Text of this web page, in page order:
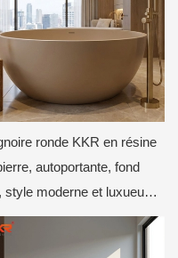
ronde KKR en résine
autoportante, fond
style moderne et luxueux,
et circulaire, beige mat